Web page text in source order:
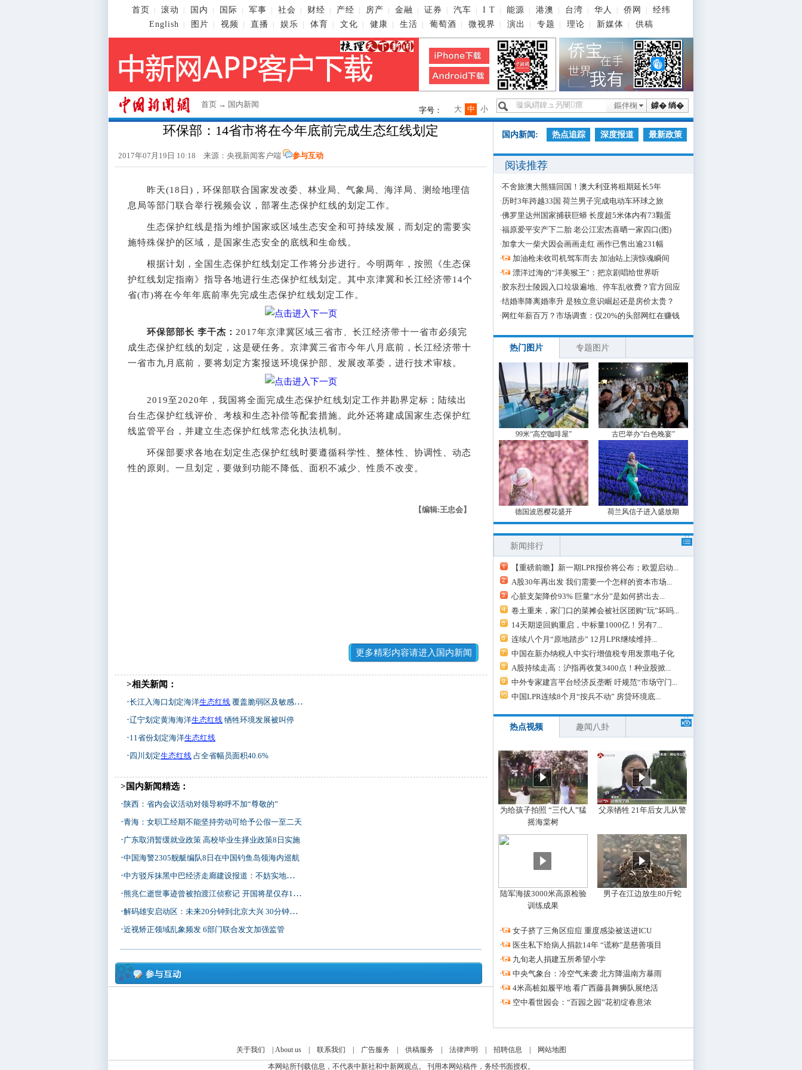
首页 滚动 国内 国际 军事 社会 财经 产经 房产 金融 证券 汽车 I T 能源 港澳 台湾 华人 侨网
经纬
English
图片 视频 直播 娱乐 体育 文化 健康 生活 葡萄酒 微视界 演出 专题 理论 新媒体 供稿
首页 → 国内新闻 鎼� 绱�
鏂伴椈
字号： 小
中
大
环保部：14省市将在今年底前完成生态红线划定
2017年07月19日 10:18 来源：央视新闻客户端 参与互动
昨天(18日)，环保部联合国家发改委、林业局、气象局、海洋局、测绘地理信
息局等部门联合举行视频会议，部署生态保护红线的划定工作。
生态保护红线是指为维护国家或区域生态安全和可持续发展，而划定的需要实
施特殊保护的区域，是国家生态安全的底线和生命线。
根据计划，全国生态保护红线划定工作将分步进行。今明两年，按照《生态保
护红线划定指南》指导各地进行生态保护红线划定。其中京津冀和长江经济带14个
省(市)将在今年年底前率先完成生态保护红线划定工作。
环保部部长 李干杰： 2017年京津冀区域三省市、长江经济带十一省市必须完
成生态保护红线的划定，这是硬任务。京津冀三省市今年八月底前，长江经济带十
一省市九月底前，要将划定方案报送环境保护部、发展改革委，进行技术审核。
​2019至2020年，我国将全面完成生态保护红线划定工作并勘界定标；陆续出
台生态保护红线评价、考核和生态补偿等配套措施。此外还将建成国家生态保护红
线监管平台，并建立生态保护红线常态化执法机制。
环保部要求各地在划定生态保护红线时要遵循科学性、整体性、协调性、动态
性的原则。一旦划定，要做到功能不降低、面积不减少、性质不改变。
【编辑:王忠会】
更多精彩内容请进入国内新闻
>相关新闻：
·长江入海口划定海洋生态红线 覆盖脆弱区及敏感区等
·辽宁划定黄海海洋生态红线 牺牲环境发展被叫停
·11省份划定海洋生态红线
·四川划定生态红线 占全省幅员面积40.6%
>国内新闻精选：
·陕西：省内会议活动对领导称呼不加“尊敬的”
·青海：女职工经期不能坚持劳动可给予公假一至二天
·广东取消暂缓就业政策 高校毕业生择业政策8日实施
·中国海警2305舰艇编队8日在中国钓鱼岛领海内巡航
·中方驳斥抹黑中巴经济走廊建设报道：不妨实地去了解
·熊兆仁逝世事迹曾被拍渡江侦察记 开国将星仅存12颗
·解码雄安启动区：未来20分钟到北京大兴 30分钟到天津
·近视矫正领域乱象频发 6部门联合发文加强监管
国内新闻: 热点追踪 深度报道 最新政策
阅读推荐
·不舍旅澳大熊猫回国！澳大利亚将租期延长5年
·历时3年跨越33国 荷兰男子完成电动车环球之旅
·佛罗里达州国家捕获巨蟒 长度超5米体内有73颗蛋
·福原爱平安产下二胎 老公江宏杰喜晒一家四口(图)
·加拿大一柴犬因会画画走红 画作已售出逾231幅
·
加油枪未收司机驾车而去 加油站上演惊魂瞬间
·
漂洋过海的“洋美猴王”：把京剧唱给世界听
·胶东烈士陵园入口垃圾遍地、停车乱收费？官方回应
·结婚率降离婚率升 是独立意识崛起还是房价太贵？
· 网红年薪百万？市场调查：仅20%的头部网红在赚钱
热门图片 专题图片
99米“高空咖啡屋” 古巴举办“白色晚宴”
德国波恩樱花盛开 荷兰风信子进入盛放期
新闻排行
【重磅前瞻】新一期LPR报价将公布；欧盟启动...
A股30年再出发 我们需要一个怎样的资本市场...
心脏支架降价93% 巨量“水分”是如何挤出去...
卷土重来，家门口的菜摊会被社区团购“玩”坏吗...
14天期逆回购重启，中标量1000亿！另有7...
连续八个月“原地踏步” 12月LPR继续维持...
中国在新办纳税人中实行增值税专用发票电子化
A股持续走高：沪指再收复3400点！种业股掀...
中外专家建言平台经济反垄断 吁规范“市场守门...
中国LPR连续8个月“按兵不动” 房贷环境底...
热点视频 趣闻八卦
为给孩子拍照 “三代人”猛
摇海棠树
父亲牺牲 21年后女儿从警
陆军海拔3000米高原检验
训练成果
男子在江边放生80斤蛇
·
女子挤了三角区痘痘 重度感染被送进ICU
·
医生私下给病人捐款14年 “谎称”是慈善项目
·
九旬老人捐建五所希望小学
·
中央气象台：冷空气来袭 北方降温南方暴雨
·
4米高桩如履平地 看广西藤县舞狮队展绝活
·
空中看世园会：“百园之园”花初绽春意浓
关于我们 About us| 联系我们 广告服务 供稿服务 法律声明 招聘信息
网站地图
本网站所刊载信息，不代表中新社和中新网观点。 刊用本网站稿件，务经书面授权。